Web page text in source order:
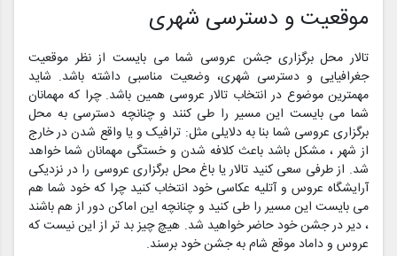
موقعیت و دسترسی شهری
تالار محل برگزاری جشن عروسی شما می بایست از نظر موقعیت
جغرافیایی و دسترسی شهری، وضعیت مناسبی داشته باشد. شاید
مهمترین موضوع در انتخاب تالار عروسی همین باشد. چرا که مهمانان
شما می بایست این مسیر را طی کنند و چنانچه دسترسی به محل
برگزاری عروسی شما بنا به دلایلی مثل: ترافیک و یا واقع شدن در خارج
از شهر ، مشکل باشد باعث کلافه شدن و خستگی مهمانان شما خواهد
شد. از طرفی سعی کنید تالار یا باغ محل برگزاری عروسی را در نزدیکی
آرایشگاه عروس و آتلیه عکاسی خود انتخاب کنید چرا که خود شما هم
می بایست این مسیر را طی کنید و چنانچه این اماکن دور از هم باشند
، دیر در جشن خود حاضر خواهید شد. هیچ چیز بد تر از این نیست که
عروس و داماد موقع شام به جشن خود برسند.